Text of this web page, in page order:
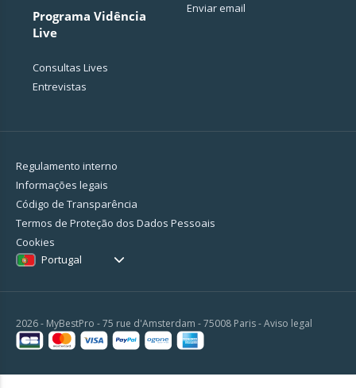
Programa Vidência
Live
Consultas Lives
Entrevistas
Enviar email
Regulamento interno
Informações legais
Código de Transparência
Termos de Proteção dos Dados Pessoais
Cookies
Portugal
2026 - MyBestPro - 75 rue d'Amsterdam - 75008 Paris -Aviso legal